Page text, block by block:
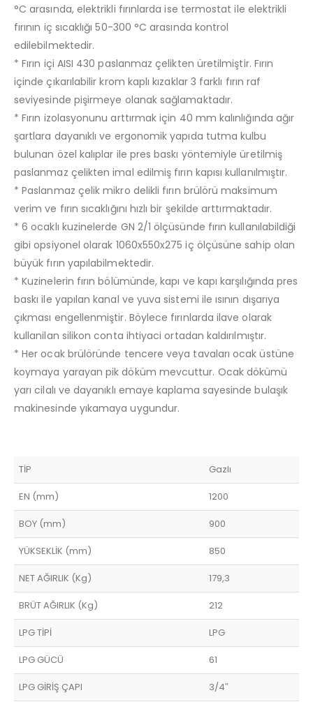
°C arasında, elektrikli fırınlarda ise termostat ile elektrikli
fırının iç sıcaklığı 50-300 °C arasında kontrol
edilebilmektedir.
* Fırın içi AISI 430 paslanmaz çelikten üretilmiştir. Fırın
içinde çıkarılabilir krom kaplı kızaklar 3 farklı fırın raf
seviyesinde pişirmeye olanak sağlamaktadır.
* Fırın izolasyonunu arttırmak için 40 mm kalınlığında ağır
şartlara dayanıklı ve ergonomik yapıda tutma kulbu
bulunan özel kalıplar ile pres baskı yöntemiyle üretilmiş
paslanmaz çelikten imal edilmiş fırın kapısı kullanılmıştır.
* Paslanmaz çelik mikro delikli fırın brülörü maksimum
verim ve fırın sıcaklığını hızlı bir şekilde arttırmaktadır.
* 6 ocaklı kuzinelerde GN 2/1 ölçüsünde fırın kullanılabildiği
gibi opsiyonel olarak 1060x550x275 iç ölçüsüne sahip olan
büyük fırın yapılabilmektedir.
* Kuzinelerin fırın bölümünde, kapı ve kapı karşılığında pres
baskı ile yapılan kanal ve yuva sistemi ile ısının dışarıya
çıkması engellenmiştir. Böylece fırınlarda ilave olarak
kullanilan silikon conta ihtiyaci ortadan kaldırılmıştır.
* Her ocak brülöründe tencere veya tavaları ocak üstüne
koymaya yarayan pik döküm mevcuttur. Ocak dökümü
yarı cilalı ve dayanıklı emaye kaplama sayesinde bulaşık
makinesinde yıkamaya uygundur.
TİP Gazlı
EN (mm) 1200
BOY (mm) 900
YÜKSEKLİK (mm) 850
NET AĞIRLIK (Kg) 179,3
BRÜT AĞIRLIK (Kg) 212
LPG TİPİ LPG
LPG GÜCÜ 61
LPG GİRİŞ ÇAPI 3/4″